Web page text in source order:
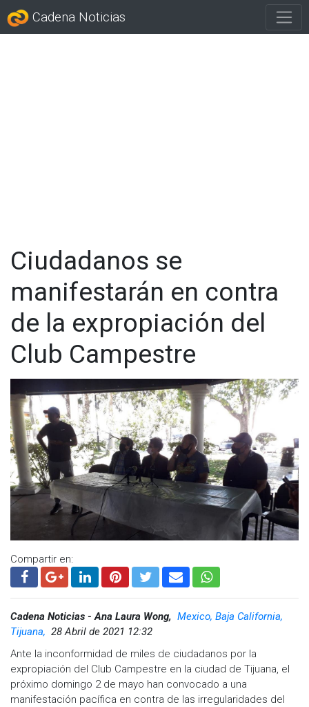
Cadena Noticias
Ciudadanos se
manifestarán en contra
de la expropiación del
Club Campestre
Compartir en:
Cadena Noticias - Ana Laura Wong, Mexico, Baja California,
Tijuana, 28 Abril de 2021 12:32
Ante la inconformidad de miles de ciudadanos por la
expropiación del Club Campestre en la ciudad de Tijuana, el
próximo domingo 2 de mayo han convocado a una
manifestación pacífica en contra de las irregularidades del